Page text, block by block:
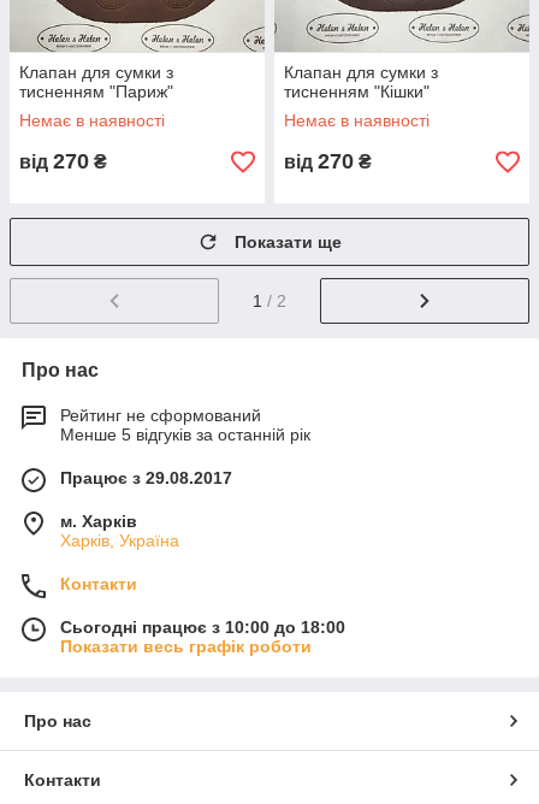
Клапан для сумки з
тисненням "Париж"
Немає в наявності
від 270 ₴
Клапан для сумки з
тисненням "Кішки"
Немає в наявності
від 270 ₴
Показати ще
1 / 2
Про нас
Рейтинг не сформований
Менше 5 відгуків за останній рік
Працює з 29.08.2017
м. Харків
Харків, Україна
Контакти
Сьогодні працює з 10:00 до 18:00
Показати весь графік роботи
Про нас
Контакти